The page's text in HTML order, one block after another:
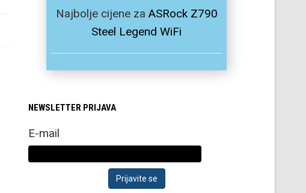
Najbolje cijene za ASRock Z790
Steel Legend WiFi
NEWSLETTER PRIJAVA
E-mail